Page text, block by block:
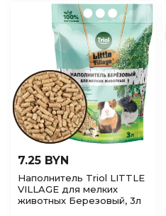
7.25 BYN
Наполнитель Triol LITTLE
VILLAGE для мелких
животных Березовый, 3л